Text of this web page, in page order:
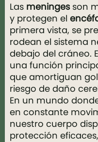
Las meninges son
y protegen el
primera vista, se
rodean el sistema
debajo del cráneo.
una función
que amortiguan
riesgo de daño
En un mundo
en constante
nuestro cuerpo
protección